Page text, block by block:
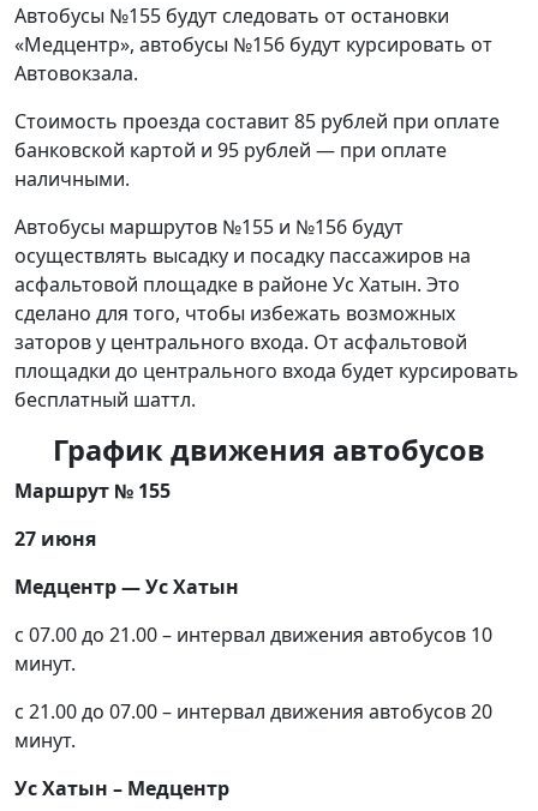
Автобусы №155 будут следовать от остановки
«Медцентр», автобусы №156 будут курсировать от
Автовокзала.
Стоимость проезда составит 85 рублей при оплате
банковской картой и 95 рублей — при оплате
наличными.
Автобусы маршрутов №155 и №156 будут
осуществлять высадку и посадку пассажиров на
асфальтовой площадке в районе Ус Хатын. Это
сделано для того, чтобы избежать возможных
заторов у центрального входа. От асфальтовой
площадки до центрального входа будет курсировать
бесплатный шаттл.
График движения автобусов
Маршрут № 155
27 июня
Медцентр — Ус Хатын
с 07.00 до 21.00 – интервал движения автобусов 10
минут.
с 21.00 до 07.00 – интервал движения автобусов 20
минут.
Ус Хатын – Медцентр